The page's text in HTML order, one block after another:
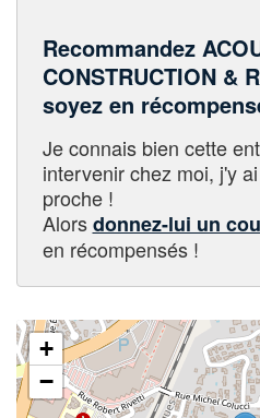
Recommandez
CONSTRUCTION &
soyez en
Je connais bien cette
intervenir chez moi, j'y
proche !
Alorsdonnez-lui un
en récompensés !
+
−